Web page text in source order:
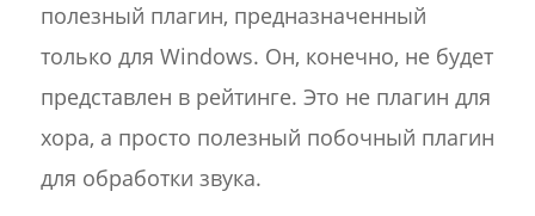
полезный плагин, предназначенный
только для Windows. Он, конечно, не будет
представлен в рейтинге. Это не плагин для
хора, а просто полезный побочный плагин
для обработки звука.